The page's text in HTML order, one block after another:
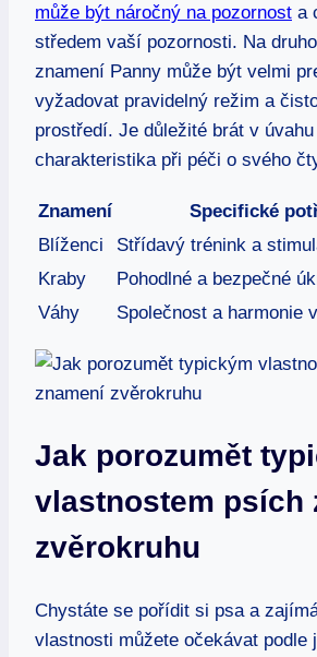
může být náročný na pozornost a
středem vaší pozornosti. Na
znamení Panny může být velmi
vyžadovat pravidelný režim a
prostředí. Je důležité brát v
charakteristika při péči o svého
Znamení
Specifické
Blíženci
Střídavý trénink a
Kraby
Pohodlné a bezpečné
Váhy
Společnost a harmonie
Jak porozumět
vlastnostem psích
zvěrokruhu
Chystáte se pořídit si psa a
vlastnosti můžete očekávat podle